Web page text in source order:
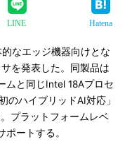
LINE Hatena
なエッジ機器向けとな
を発表した。同製品は
ムと同じIntel 18Aプロセ
のハイブリッドAI対応」
プラットフォームレベ
ートする。